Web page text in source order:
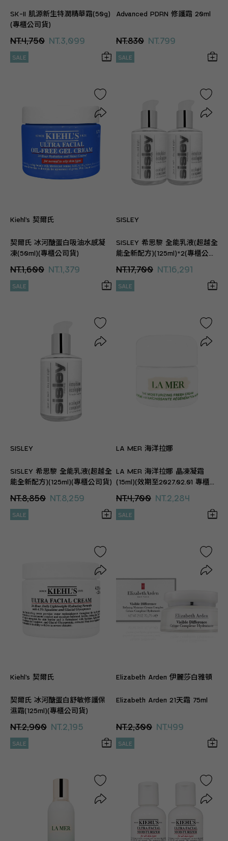
SK-II 肌源新生特潤精華霜(50g)
(專櫃公司貨)
NT.4,750 NT.3,099
SALE
Advanced PDRN 修護霜 20ml
NT.830 NT.799
SALE
Kiehl’s 契爾氏
契爾氏 冰河醣蛋白吸油水感凝
凍(50ml)(專櫃公司貨)
NT.1,600 NT.1,379
SALE
SISLEY
SISLEY 希思黎 全能乳液(超越全
能全新配方)(125ml)*2(專櫃公司
NT.17,700 NT.16,291
SALE
SISLEY
SISLEY 希思黎 全能乳液(超越全
能全新配方)(125ml)(專櫃公司貨)
NT.8,850 NT.8,259
SALE
LA MER 海洋拉娜
LA MER 海洋拉娜 晶凍凝霜
(15ml)(效期至2027.02.01 專櫃公
NT.4,700 NT.2,284
SALE
Kiehl’s 契爾氏
契爾氏 冰河醣蛋白舒敏修護保
濕霜(125ml)(專櫃公司貨)
NT.2,900 NT.2,195
SALE
Elizabeth Arden 伊麗莎白雅頓
Elizabeth Arden 21天霜 75ml
NT.2,300 NT.499
SALE